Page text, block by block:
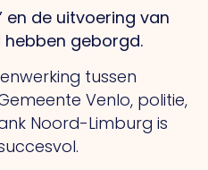
en de uitvoering van
geborgd.
tussen
Venlo, politie,
Noord-Limburg is